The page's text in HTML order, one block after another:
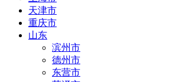
天津市
重庆市
山东
滨州市
德州市
东营市